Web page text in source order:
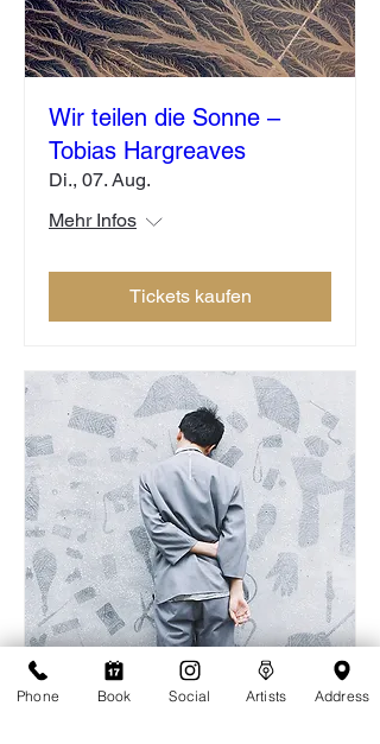
Wir teilen die Sonne –
Tobias Hargreaves
Di., 07. Aug.
Mehr Infos
Tickets kaufen
Phone Book Social Artists Address